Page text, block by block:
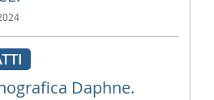
Daphne.